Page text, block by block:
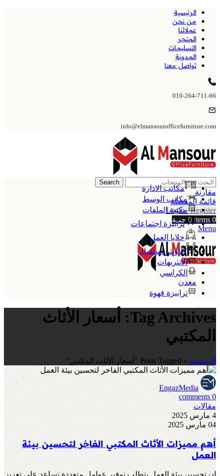
الرئيسية
من نحن
عملائنا
المتجر
التسليمات
المدونة
تواصل معنا
010-264-711-66
info@elmansourofficefurniture.com
Search
مقارنة
قائمة المفضلة
Login / Register
0
items
0 جنية
Menu
مكاتب الادارة
مكاتب الوسط
مكتبة الملفات
ترابيزة اجتماعات
خلايا العمل
كاونتر استقبال
الانتريهات
الكراسي
معدن
ترابيزة قهوة
Tag Archives: أسعار الأثاث
المكتبي
الرئيسية » Posts Tagged "أسعار الأثاث المكتبي"
EngazMedia
0
comments
مقالات
4 مارس 2025
04 مارس 2025
أهم مميزات الأثاث المكتبي الفاخر لتحسين بيئة
العمل
إن تحسين بيئة العمل يتطلب توفير عوامل متعددة تساعد على تعزيز